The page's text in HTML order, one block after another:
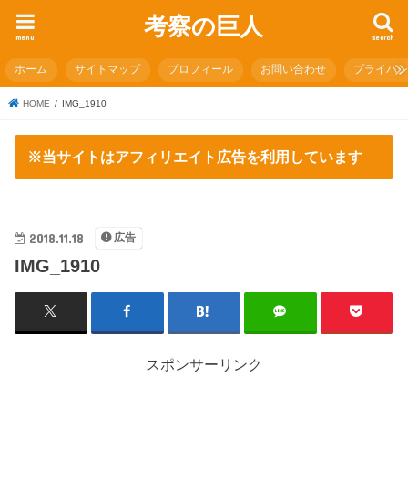
考察の巨人 search
menu
ホーム サイトマップ プロフィール お問い合わせ プライバ
HOME IMG_1910
※当サイトはアフィリエイト広告を利用しています
2018.11.18 広告
IMG_1910
スポンサーリンク